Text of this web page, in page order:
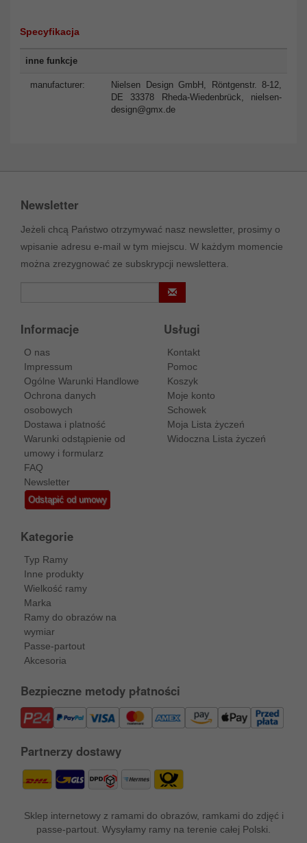
Specyfikacja
inne funkcje
manufacturer:
Nielsen Design GmbH, Röntgenstr. 8-12,
DE 33378 Rheda-Wiedenbrück, nielsen-
design@gmx.de
Newsletter
Jeżeli chcą Państwo otrzymywać nasz newsletter, prosimy o
wpisanie adresu e-mail w tym miejscu. W każdym momencie
można zrezygnować ze subskrypcji newslettera.
Informacje
O nas
Impressum
Ogólne Warunki Handlowe
Ochrona danych
osobowych
Dostawa i platność
Warunki odstąpienie od
umowy i formularz
FAQ
Newsletter
Odstąpić od umowy
Usługi
Kontakt
Pomoc
Koszyk
Moje konto
Schowek
Moja Lista życzeń
Widoczna Lista życzeń
Kategorie
Typ Ramy
Inne produkty
Wielkość ramy
Marka
Ramy do obrazów na
wymiar
Passe-partout
Akcesoria
Bezpieczne metody płatności
Partnerzy dostawy
Sklep internetowy z ramami do obrazów, ramkami do zdjęć i
passe-partout. Wysyłamy ramy na terenie całej Polski.